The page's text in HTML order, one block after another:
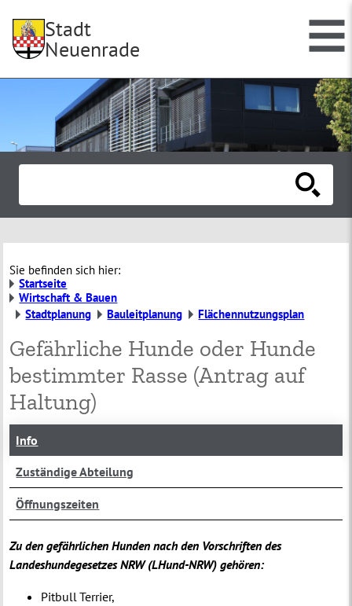
Stadt
Neuenrade
Sie befinden sich hier:
Startseite
Wirtschaft & Bauen
Stadtplanung
Bauleitplanung Flächennutzungsplan
Gefährliche Hunde oder Hunde
bestimmter Rasse (Antrag auf
Haltung)
Info
Zuständige Abteilung
Öffnungszeiten
Zu den gefährlichen Hunden nach den Vorschriften des
Landeshundegesetzes NRW (LHund-NRW) gehören:
Pitbull Terrier,